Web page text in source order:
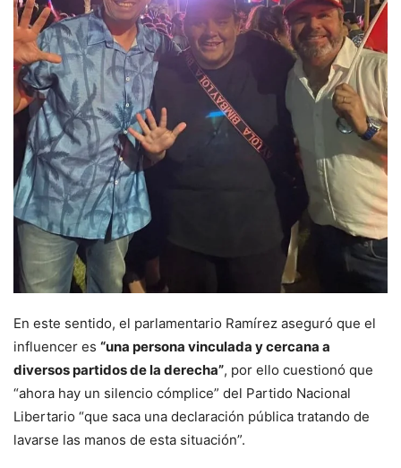
En este sentido, el parlamentario Ramírez aseguró que el
influencer es “una persona vinculada y cercana a
diversos partidos de la derecha”, por ello cuestionó que
“ahora hay un silencio cómplice” del Partido Nacional
Libertario “que saca una declaración pública tratando de
lavarse las manos de esta situación”.